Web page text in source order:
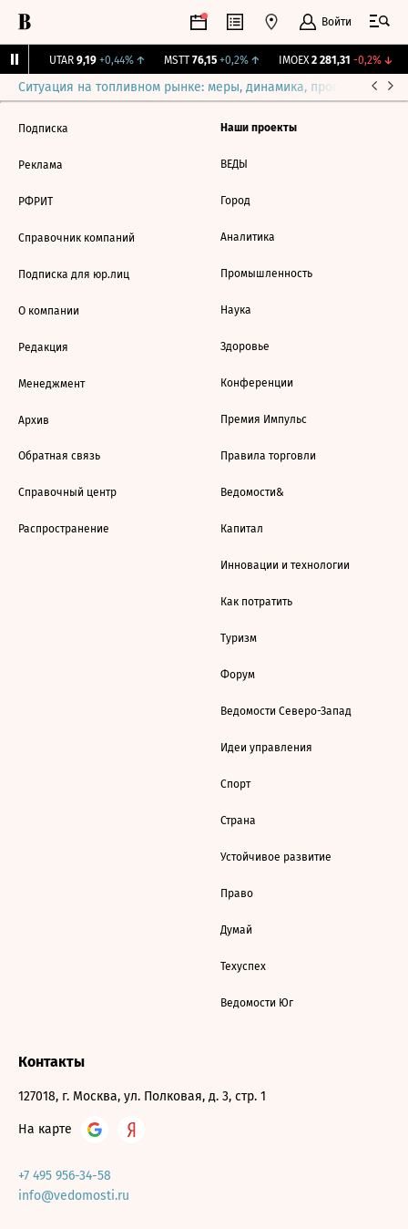
Войти
UTAR 9,19 +0,44%↑ MSTT 76,15 +0,2%↑ IMOEX 2 281,31 -0,2%↓
Ситуация на топливном рынке: меры, динамика, прогнозы
Подписка
Реклама
РФРИТ
Справочник компаний
Подписка для юр.лиц
О компании
Редакция
Менеджмент
Архив
Обратная связь
Справочный центр
Распространение
Наши проекты
ВЕДЫ
Город
Аналитика
Промышленность
Наука
Здоровье
Конференции
Премия Импульс
Правила торговли
Ведомости&
Капитал
Инновации и технологии
Как потратить
Туризм
Форум
Ведомости Северо-Запад
Идеи управления
Спорт
Страна
Устойчивое развитие
Право
Думай
Техуспех
Ведомости Юг
Контакты
127018, г. Москва, ул. Полковая, д. 3, стр. 1
На карте
+7 495 956-34-58
info@vedomosti.ru